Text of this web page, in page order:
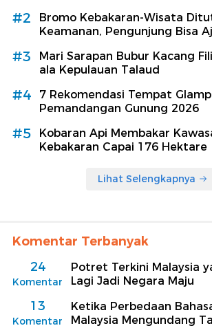
#2
Bromo Kebakaran-Wisata
Keamanan, Pengunjung Bisa
#3
Mari Sarapan Bubur Kacang
ala Kepulauan Talaud
#4
7 Rekomendasi Tempat
Pemandangan Gunung 2026
#5
Kobaran Api Membakar
Kebakaran Capai 176 Hektare
Lihat Selengkapnya
Komentar Terbanyak
24
Komentar
Potret Terkini Malaysia
Lagi Jadi Negara Maju
13
Komentar
Ketika Perbedaan
Malaysia Mengundang